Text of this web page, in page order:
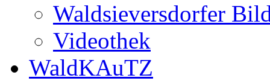
Waldsieversdorfer
Videothek
WaldKAuTZ